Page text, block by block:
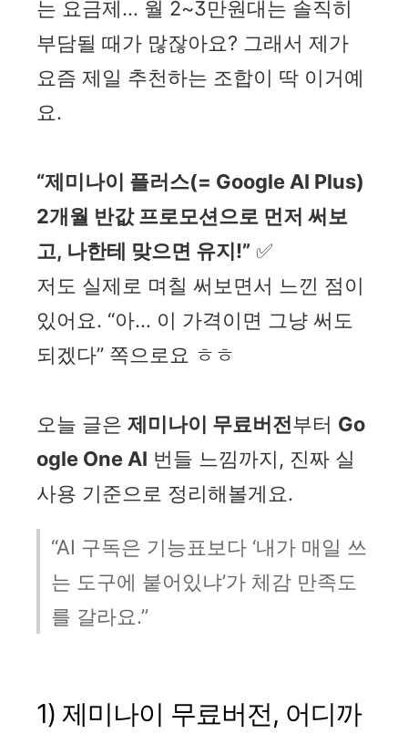
는 요금제… 월 2~3만원대는 솔직히
부담될 때가 많잖아요? 그래서 제가
요즘 제일 추천하는 조합이 딱 이거예
요.
“제미나이 플러스(= Google AI Plus)
2개월 반값 프로모션으로 먼저 써보
고, 나한테 맞으면 유지!” ✅
저도 실제로 며칠 써보면서 느낀 점이
있어요. “아… 이 가격이면 그냥 써도
되겠다” 쪽으로요 ㅎㅎ
오늘 글은 제미나이 무료버전부터 Go
ogle One AI 번들 느낌까지, 진짜 실
사용 기준으로 정리해볼게요.
“AI 구독은 기능표보다 ‘내가 매일 쓰
는 도구에 붙어있냐’가 체감 만족도
를 갈라요.”
1) 제미나이 무료버전, 어디까